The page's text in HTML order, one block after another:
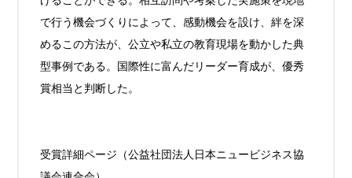
で行う機会づくりによって、感動機会を設け、絆を深
めるこの方法が、公立や私立の教育現場を動かした典
型事例である。国際性に富んだリーダー育成が、優秀
賞相当と判断した。
受賞詳細ページ（公益社団法人日本ニュービジネス協